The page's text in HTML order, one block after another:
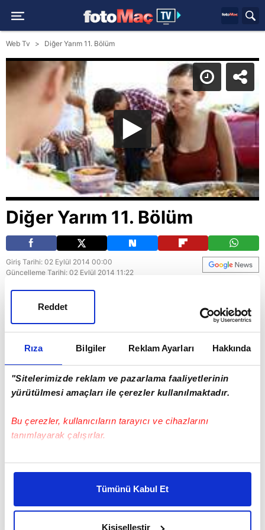
Rıza Bilgiler Reklam Ayarları Hakkında
"Sitelerimizde reklam ve pazarlama faaliyetlerinin
yürütülmesi amaçları ile çerezler kullanılmaktadır.
Bu çerezler, kullanıcıların tarayıcı ve cihazlarını
tanımlayarak çalışırlar.
Bu çerezlere izin vermeniz halinde sizlere özel
daha iyi reklam deneyimi yaşatabiliriz. Bunu yaparken
amacımızın size daha iyi bir reklam deneyimi sunmak
Tümünü Kabul Et
Kişiselleştir
Reddet
Web Tv Diğer Yarım 11. Bölüm
Diğer Yarım 11. Bölüm
Giriş Tarihi: 02 Eylül 2014 00:00
Güncelleme Tarihi: 02 Eylül 2014 11:22